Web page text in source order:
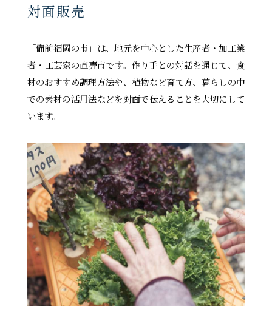
対面販売
「備前福岡の市」は、地元を中心とした生産者・加工業
者・工芸家の直売市です。作り手との対話を通じて、食
材のおすすめ調理方法や、植物など育て方、暮らしの中
での素材の活用法などを対面で伝えることを大切にして
います。